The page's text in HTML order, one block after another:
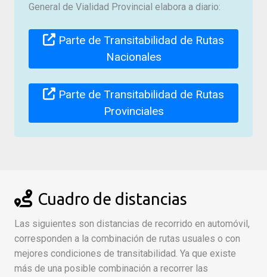
General de Vialidad Provincial elabora a diario:
Parte de Transitabilidad de Rutas
Nacionales
Parte de Transitabilidad de Rutas
Provinciales
Cuadro de distancias
Las siguientes son distancias de recorrido en automóvil,
corresponden a la combinación de rutas usuales o con
mejores condiciones de transitabilidad. Ya que existe
más de una posible combinación a recorrer las